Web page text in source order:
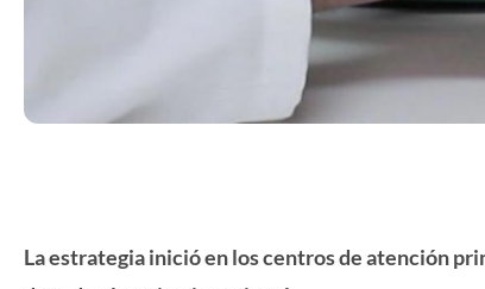
La estrategia inició en los centros de atención